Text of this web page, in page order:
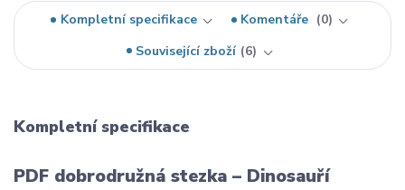
Kompletní specifikace Komentáře
0
Související zboží 6
Kompletní specifikace
PDF dobrodružná stezka – Dinosauří